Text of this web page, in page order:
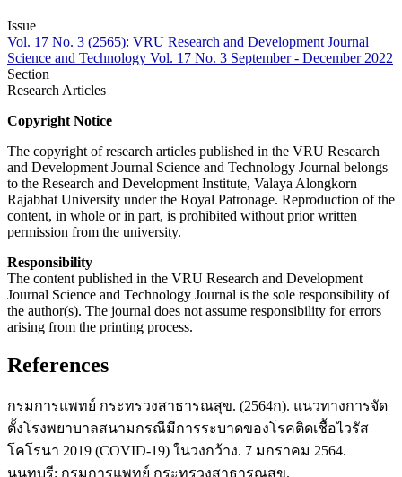
Issue
Vol. 17 No. 3 (2565): VRU Research and Development Journal
Science and Technology Vol. 17 No. 3 September - December 2022
Section
Research Articles
Copyright Notice
The copyright of research articles published in the VRU Research
and Development Journal Science and Technology Journal belongs
to the Research and Development Institute, Valaya Alongkorn
Rajabhat University under the Royal Patronage. Reproduction of the
content, in whole or in part, is prohibited without prior written
permission from the university.
Responsibility
The content published in the VRU Research and Development
Journal Science and Technology Journal is the sole responsibility of
the author(s). The journal does not assume responsibility for errors
arising from the printing process.
References
กรมการแพทย์ กระทรวงสาธารณสุข. (2564ก). แนวทางการจัด
ตั้งโรงพยาบาลสนามกรณีมีการระบาดของโรคติดเชื้อไวรัส
โคโรนา 2019 (COVID-19) ในวงกว้าง. 7 มกราคม 2564.
นนทบุรี: กรมการแพทย์ กระทรวงสาธารณสุข.